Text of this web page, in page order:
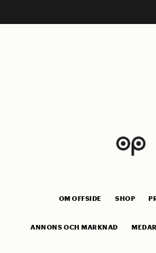
OM OFFSIDE SHOP
ANNONS OCH MARKNAD